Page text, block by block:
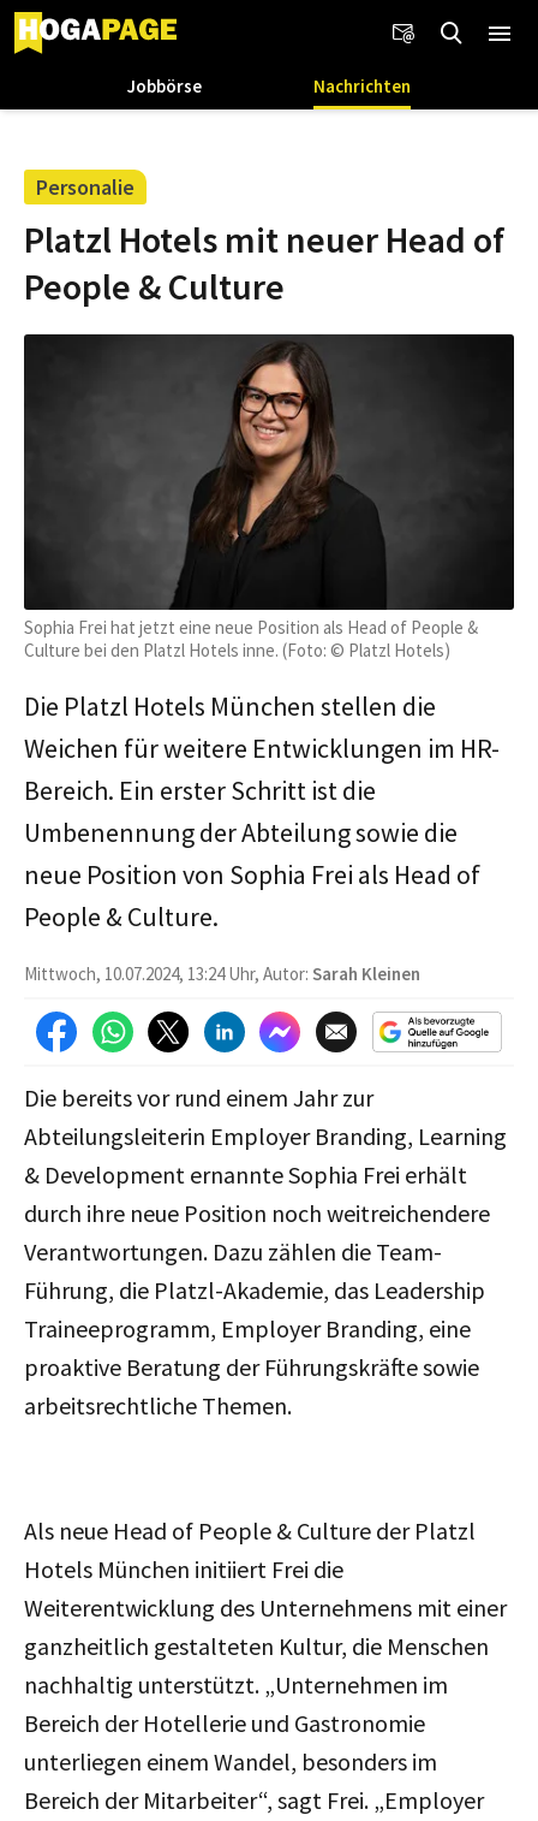
Jobbörse Nachrichten
Personalie
Platzl Hotels mit neuer Head of
People & Culture
Sophia Frei hat jetzt eine neue Position als Head of People &
Culture bei den Platzl Hotels inne. (Foto: © Platzl Hotels)
Die Platzl Hotels München stellen die
Weichen für weitere Entwicklungen im HR-
Bereich. Ein erster Schritt ist die
Umbenennung der Abteilung sowie die
neue Position von Sophia Frei als Head of
People & Culture.
Mittwoch, 10.07.2024, 13:24 Uhr, Autor: Sarah Kleinen
Die bereits vor rund einem Jahr zur
Abteilungsleiterin Employer Branding, Learning
& Development ernannte Sophia Frei erhält
durch ihre neue Position noch weitreichendere
Verantwortungen. Dazu zählen die Team-
Führung, die Platzl-Akademie, das Leadership
Traineeprogramm, Employer Branding, eine
proaktive Beratung der Führungskräfte sowie
arbeitsrechtliche Themen.
Als neue Head of People & Culture der Platzl
Hotels München initiiert Frei die
Weiterentwicklung des Unternehmens mit einer
ganzheitlich gestalteten Kultur, die Menschen
nachhaltig unterstützt. „Unternehmen im
Bereich der Hotellerie und Gastronomie
unterliegen einem Wandel, besonders im
Bereich der Mitarbeiter“, sagt Frei. „Employer